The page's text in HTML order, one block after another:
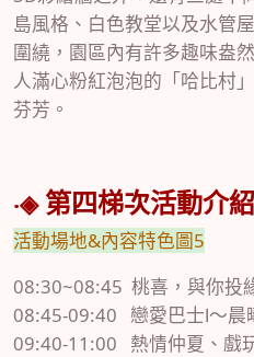
島風格、白色教堂以及水管
圍繞，園區內有許多趣味盎
人滿心粉紅泡泡的「哈比村
芬芳。
‧◈ 第四梯次活動介
活動場地&內容特色圖5
08:30~08:45 桃喜，與你投
08:45-09:40 戀愛巴士Ⅰ～晨
09:40-11:00 熱情仲夏、戲